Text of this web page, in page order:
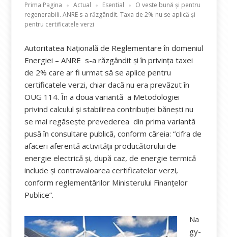
Prima Pagina Actual Esential
O veste bună și pentru
regenerabili. ANRE s-a răzgândit. Taxa de 2% nu se aplică și
pentru certificatele verzi
Autoritatea Națională de Reglementare în domeniul
Energiei – ANRE s-a răzgândit și în privința taxei
de 2% care ar fi urmat să se aplice pentru
certificatele verzi, chiar dacă nu era prevăzut în
OUG 114. În a doua variantă a Metodologiei
privind calculul și stabilirea contribuției bănești nu
se mai regăsește prevederea din prima variantă
pusă în consultare publică, conform căreia: “cifra de
afaceri aferentă activității producătorului de
energie electrică și, după caz, de energie termică
include și contravaloarea certificatelor verzi,
conform reglementărilor Ministerului Finanțelor
Publice”.
Na
gy-